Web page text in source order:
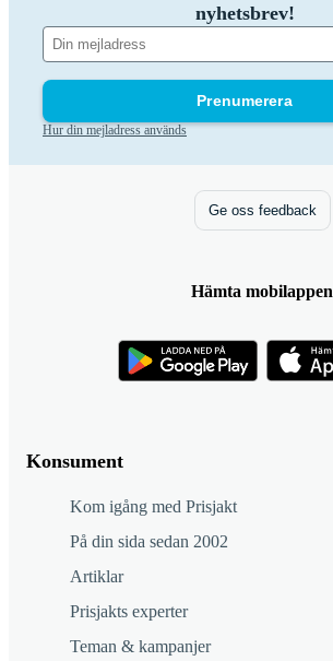
nyhetsbrev!
Prenumerera
Hur din mejladress används
Konsument
Kom igång med Prisjakt
På din sida sedan 2002
Artiklar
Prisjakts experter
Teman & kampanjer
Ge oss feedback
Hämta mobilappen